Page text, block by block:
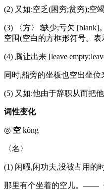
(2) 又如:空乏(困穷;贫穷);空
(3) 〈方〉∶缺少;亏欠
空围(空白的方框形符号。表
(4) 腾让出来 [leave
同时,船旁的坐板也空出坐
(5) 又如:他由于辞职从而把
词性变化
◎ 空 kòng
〈名〉
(1) 闲暇,闲功夫,没被占用的
那里有个坐着的空儿。——